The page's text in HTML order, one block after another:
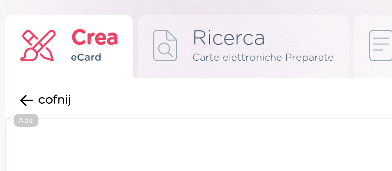
Crea
eCard
Ricerca
Carte elettroniche Preparate
cofnij
Ads